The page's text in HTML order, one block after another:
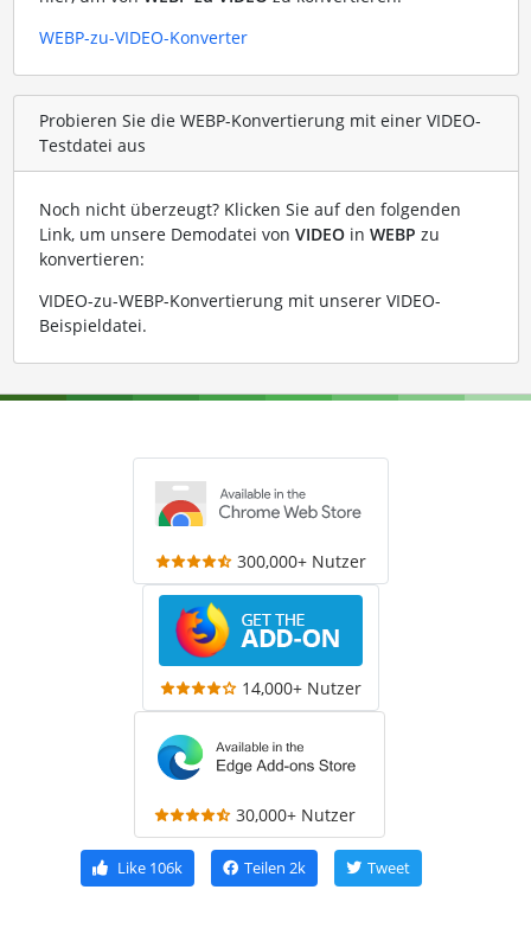
WEBP-zu-VIDEO-Konverter
Probieren Sie die WEBP-Konvertierung mit einer VIDEO-
Testdatei aus
Noch nicht überzeugt? Klicken Sie auf den folgenden
Link, um unsere Demodatei von VIDEOin WEBP zu
konvertieren:
VIDEO-zu-WEBP-Konvertierung mit unserer VIDEO-
Beispieldatei.
300,000+ Nutzer
14,000+ Nutzer
30,000+ Nutzer
Like 106k Teilen 2k Tweet